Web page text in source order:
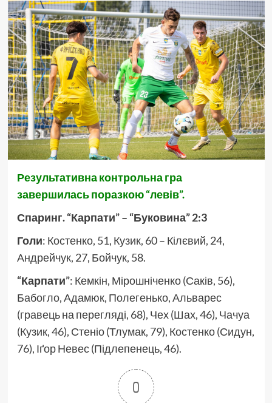
Результативна контрольна гра
завершилась поразкою “левів”.
Спаринг. “Карпати” – “Буковина” 2:3
Голи: Костенко, 51, Кузик, 60 – Кілєвий, 24,
Андрейчук, 27, Бойчук, 58.
“Карпати”: Кемкін, Мірошніченко (Саків, 56),
Бабогло, Адамюк, Полегенько, Альварес
(гравець на перегляді, 68), Чех (Шах, 46), Чачуа
(Кузик, 46), Стеніо (Тлумак, 79), Костенко (Сидун,
76), Іґор Невес (Підлепенець, 46).
0